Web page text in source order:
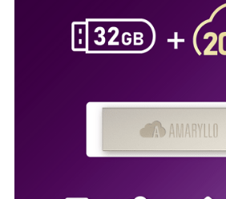
軟體下載
關於我們